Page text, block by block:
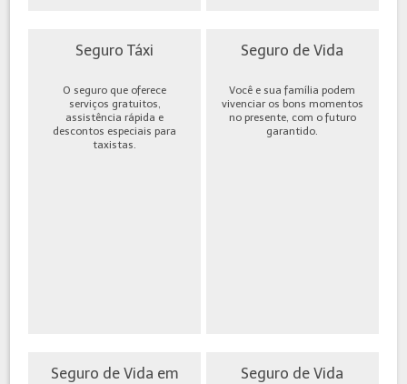
Seguro Táxi
O seguro que oferece
serviços gratuitos,
assistência rápida e
descontos especiais para
taxistas.
Seguro de Vida
Você e sua família podem
vivenciar os bons momentos
no presente, com o futuro
garantido.
Seguro de Vida em
Seguro de Vida